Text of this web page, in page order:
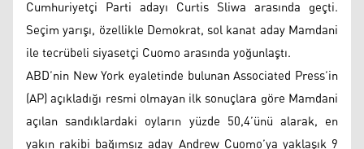
Cumhuriyetçi Parti adayı Curtis Sliwa arasında geçti.
Seçim yarışı, özellikle Demokrat, sol kanat aday Mamdani
ile tecrübeli siyasetçi Cuomo arasında yoğunlaştı.
ABD’nin New York eyaletinde bulunan Associated Press’in
(AP) açıkladığı resmi olmayan ilk sonuçlara göre Mamdani
açılan sandıklardaki oyların yüzde 50,4’ünü alarak, en